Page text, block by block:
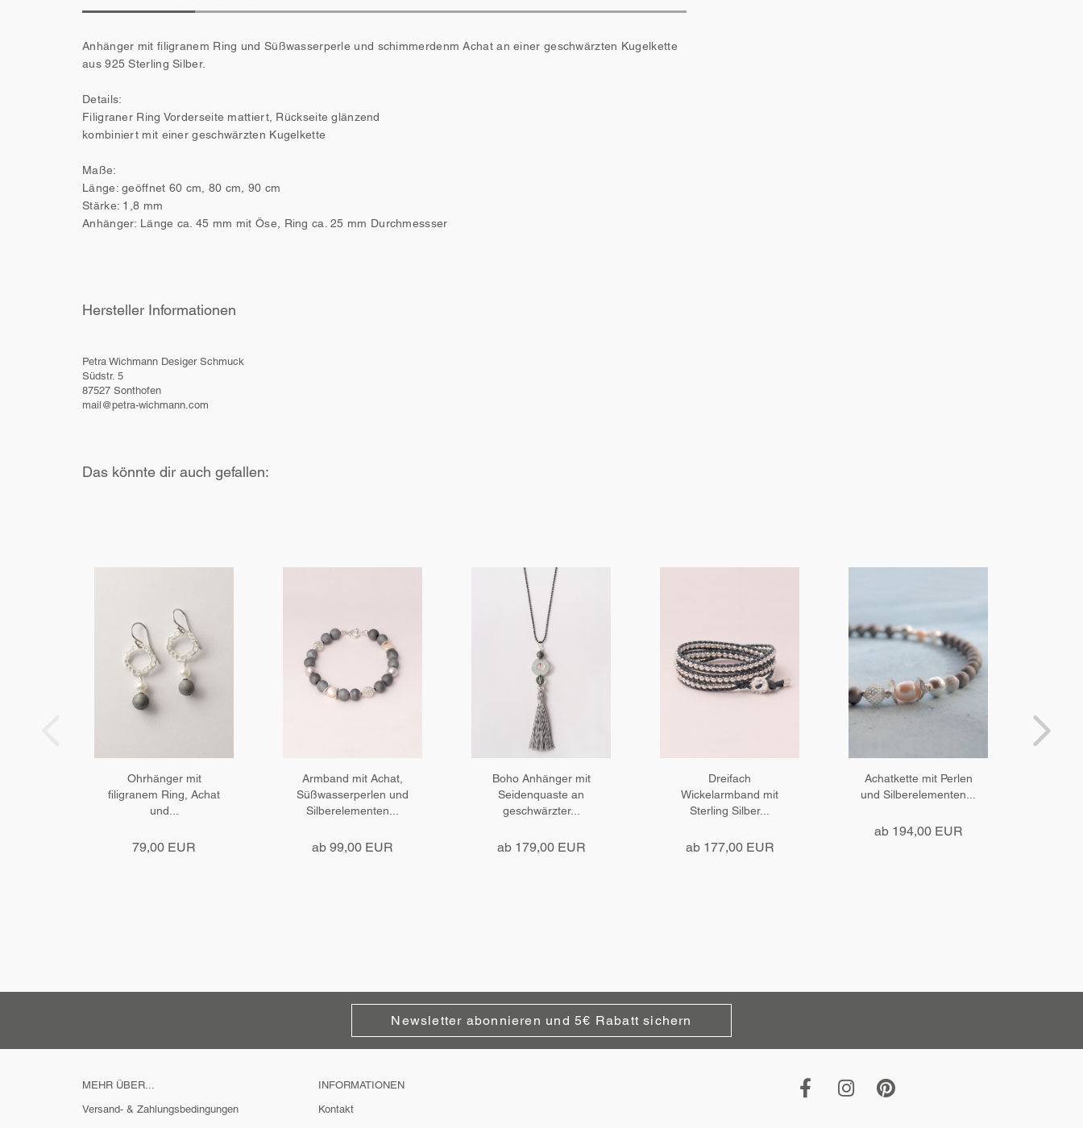
Anhänger mit filigranem Ring und Süßwasserperle und schimmerdenm Achat an einer geschwärzten Kugelkette
aus 925 Sterling Silber.
Details:
Filigraner Ring Vorderseite mattiert, Rückseite glänzend
kombiniert mit einer geschwärzten Kugelkette
Maße:
Länge: geöffnet 60 cm, 80 cm, 90 cm
Stärke: 1,8 mm
Anhänger: Länge ca. 45 mm mit Öse, Ring ca. 25 mm Durchmessser
Hersteller Informationen
Petra Wichmann Desiger Schmuck
Südstr. 5
87527 Sonthofen
mail@petra-wichmann.com
Das könnte dir auch gefallen:
Ohrhänger mit
filigranem Ring, Achat
und...
79,00 EUR
Armband mit Achat,
Süßwasserperlen und
Silberelementen...
ab 99,00 EUR
Boho Anhänger mit
Seidenquaste an
geschwärzter...
ab 179,00 EUR
Dreifach
Wickelarmband mit
Sterling Silber...
ab 177,00 EUR
Achatkette mit Perlen
und Silberelementen...
ab 194,00 EUR
Newsletter abonnieren und 5€ Rabatt sichern
MEHR ÜBER...
Versand- & Zahlungsbedingungen
INFORMATIONEN
Kontakt